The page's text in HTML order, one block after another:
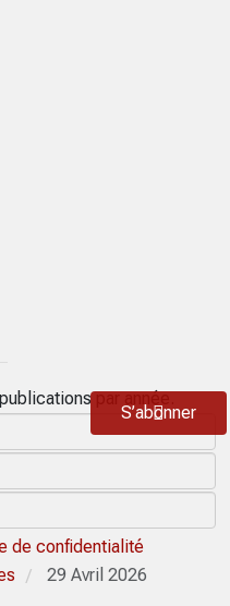
par année.
de confidentialité
S’abonner
/ 29 Avril 2026